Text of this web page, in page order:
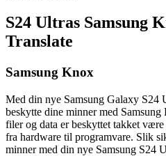
S24 Ultras Samsung
Translate
Samsung Knox
Med din nye Samsung Galaxy S24
beskytte dine minner med
filer og data er beskyttet takket
fra hardware til programvare. Slik
minner med din nye Samsung S24